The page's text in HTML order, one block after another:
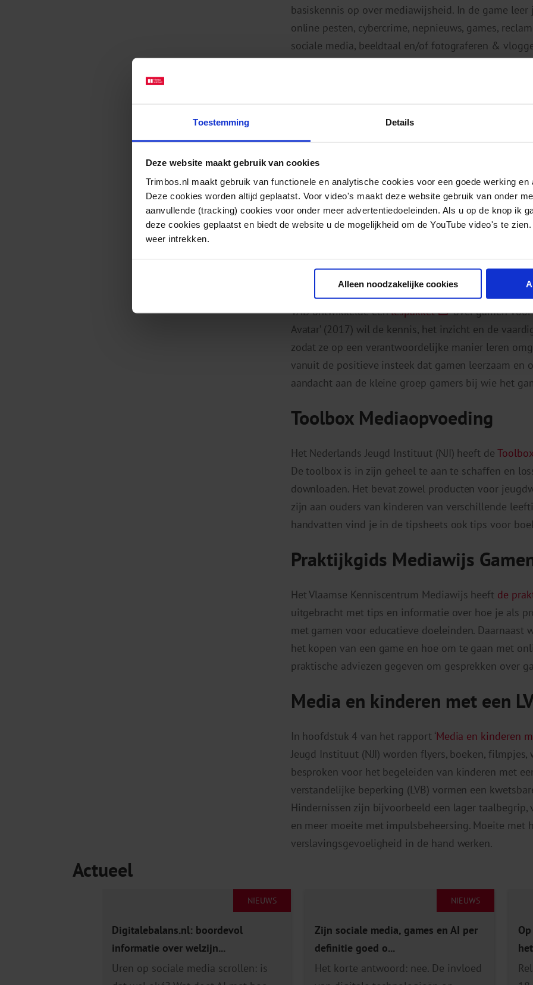
Toestemming Details
Deze website maakt gebruik van cookies
Trimbos.nl maakt gebruik van functionele en analytische cookies voor een goede werking en
Deze cookies worden altijd geplaatst. Voor video's maakt deze website gebruik van onder
aanvullende (tracking) cookies voor onder meer advertentiedoeleinden. Als u op de knop ik
deze cookies geplaatst en biedt de website u de mogelijkheid om de YouTube video's te
weer intrekken.
Alleen noodzakelijke cookies
basiskennis op over mediawijsheid. In de game
online pesten, cybercrime, nepnieuws, games,
sociale media, beeldtaal en/of fotograferen &
(2017) is een educatief pakket over
jongeren tussen 12 en 14 jaar. PLAY kan ingezet
jeughulpverlening. Het pakket is ontwikkeld door
andere Drugsproblemen (VAD). Vanuit een
eigen gamegedrag en dat van hun
verantwoorde manier te gamen, hen aan het
Lespakket Vlucht naar Avatar
VAD ontwikkelde eenlespakket
over gamen voor
Avatar’ (2017) wil de kennis, het inzicht en de
zodat ze op een verantwoordelijke manier leren
vanuit de positieve insteek dat gamen leerzaam en
aandacht aan de kleine groep gamers bij wie het
Toolbox Mediaopvoeding
Het Nederlands Jeugd Instituut (NJI) heeft de
De toolbox is in zijn geheel te aan te schaffen en
downloaden. Het bevat zowel producten voor
zijn aan ouders van kinderen van verschillende
handvatten vind je in de tipsheets ook tips voor
Praktijkgids Mediawijs
Het Vlaamse Kenniscentrum Mediawijs heeft de
uitgebracht met tips en informatie over hoe je als
met gamen voor educatieve doeleinden.
het kopen van een game en hoe om te gaan met
praktische adviezen gegeven om gesprekken over
Media en kinderen met een
In hoofdstuk 4 van het rapport ‘Media en kinderen
Jeugd Instituut (NJI) worden flyers, boeken,
besproken voor het begeleiden van kinderen met
verstandelijke beperking (LVB) vormen een
Hindernissen zijn bijvoorbeeld een lager
en meer moeite met impulsbeheersing. Moeite met
verslavingsgevoeligheid in de hand werken.
Actueel
NIEUWS
Digitalebalans.nl: boordevol
informatie over welzijn...
Uren op sociale media scrollen: is
NIEUWS
Zijn sociale media, games en AI per
definitie goed o...
Het korte antwoord: nee. De invloed